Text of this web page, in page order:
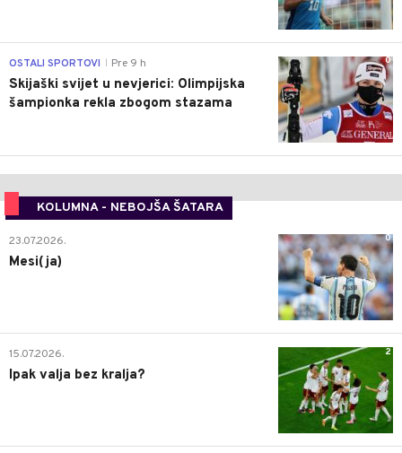
0
OSTALI SPORTOVI Pre 9 h
Skijaški svijet u nevjerici: Olimpijska
šampionka rekla zbogom stazama
KOLUMNA - NEBOJŠA ŠATARA
0
23.07.2026.
Mesi(ja)
2
15.07.2026.
Ipak valja bez kralja?